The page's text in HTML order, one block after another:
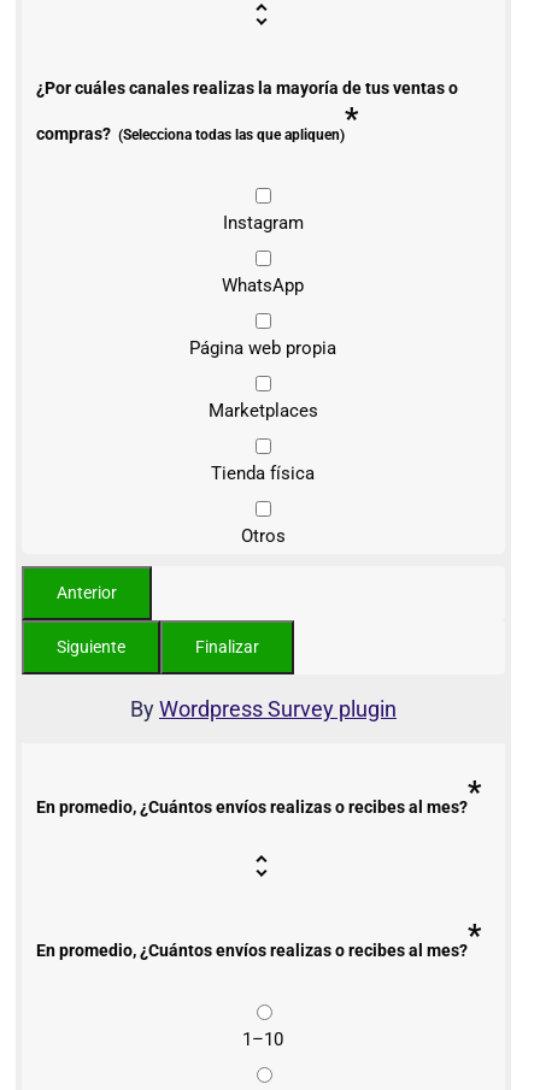
¿Por cuáles canales realizas la mayoría de tus ventas o
compras? (Selecciona todas las que apliquen)*
Instagram
WhatsApp
Página web propia
Marketplaces
Tienda física
Otros
ByWordpress Survey plugin
En promedio, ¿Cuántos envíos realizas o recibes al mes?*
En promedio, ¿Cuántos envíos realizas o recibes al mes?*
1–10